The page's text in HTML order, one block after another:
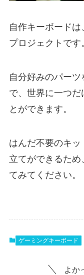
自作キーボード
プロジェクトです
自分好みのパー
で、世界に一つ
とができます。
はんだ不要のキ
立てができるた
てみてください。
ゲーミングキーボード
よか